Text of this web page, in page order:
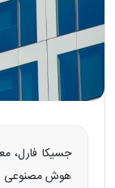
جسیکا فارل،
هوش مصنوعی و